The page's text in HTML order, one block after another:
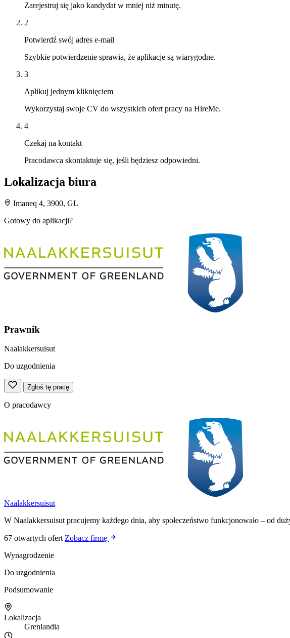
Zarejestruj się jako kandydat w mniej niż minutę.
2
Potwierdź swój adres e-mail
Szybkie potwierdzenie sprawia, że aplikacje są wiarygodne.
3
Aplikuj jednym kliknięciem
Wykorzystaj swoje CV do wszystkich ofert pracy na HireMe.
4
Czekaj na kontakt
Pracodawca skontaktuje się, jeśli będziesz odpowiedni.
Lokalizacja biura
Imaneq 4, 3900, GL
Gotowy do aplikacji?
Prawnik
Naalakkersuisut
Do uzgodnienia
Zgłoś tę pracę
O pracodawcy
Naalakkersuisut
W Naalakkersuisut pracujemy każdego dnia, aby społeczeństwo funkcjonowało – od
67 otwartych ofert Zobacz firmę
Wynagrodzenie
Do uzgodnienia
Podsumowanie
Lokalizacja
Grenlandia